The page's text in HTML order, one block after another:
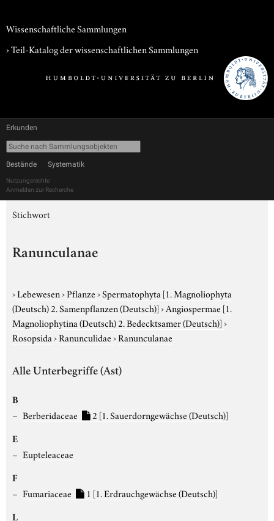
Wissenschaftliche Sammlungen
› Teil-Katalog der wissenschaftlichen Sammlungen
Erkunden
Bestände Systematik
Nutzungsrechte
Anmelden zur Recherche
Stichwort
Ranunculanae
›Lebewesen›Pflanze›Spermatophyta [1. Magnoliophyta
(Deutsch) 2. Samenpflanzen (Deutsch)]›Angiospermae [1.
Magnoliophytina (Deutsch) 2. Bedecktsamer (Deutsch)]›
Rosopsida›Ranunculidae›Ranunculanae
Alle Unterbegriffe (Ast)
B
Berberidaceae 2 [1. Sauerdorngewächse (Deutsch)]
E
Eupteleaceae
F
Fumariaceae 1 [1. Erdrauchgewächse (Deutsch)]
L